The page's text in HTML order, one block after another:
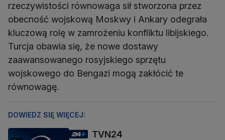
rzeczywistości równowaga sił stworzona przez
obecność wojskową Moskwy i Ankary odegrała
kluczową rolę w zamrożeniu konfliktu libijskiego.
Turcja obawia się, że nowe dostawy
zaawansowanego rosyjskiego sprzętu
wojskowego do Bengazi mogą zakłócić te
równowagę.
DOWIEDZ SIĘ WIĘCEJ:
TVN24